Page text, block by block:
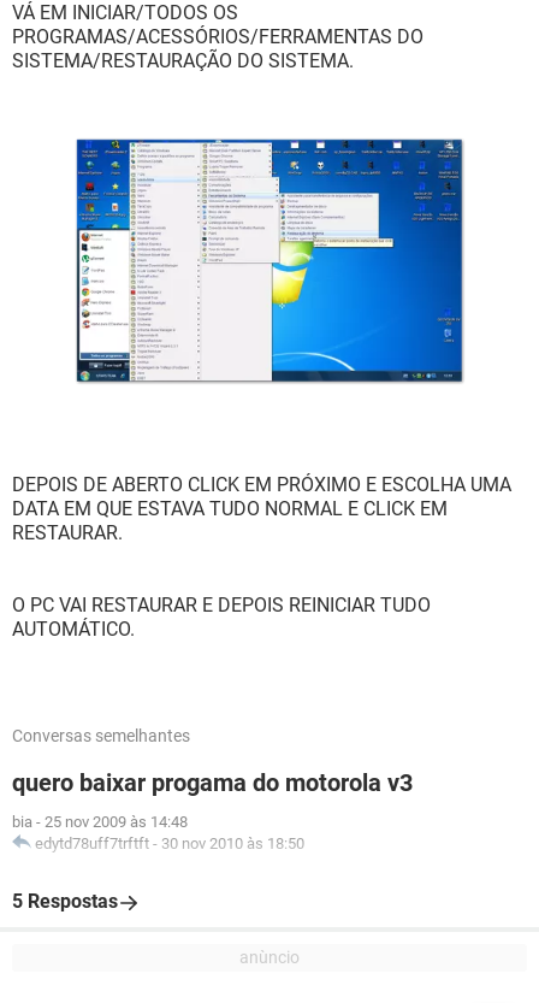
VÁ EM INICIAR/TODOS OS
PROGRAMAS/ACESSÓRIOS/FERRAMENTAS DO
SISTEMA/RESTAURAÇÃO DO SISTEMA.
DEPOIS DE ABERTO CLICK EM PRÓXIMO E ESCOLHA UMA
DATA EM QUE ESTAVA TUDO NORMAL E CLICK EM
RESTAURAR.
O PC VAI RESTAURAR E DEPOIS REINICIAR TUDO
AUTOMÁTICO.
Conversas semelhantes
quero baixar progama do motorola v3
bia - 25 nov 2009 às 14:48
edytd78uff7trftft - 30 nov 2010 às 18:50
5 Respostas